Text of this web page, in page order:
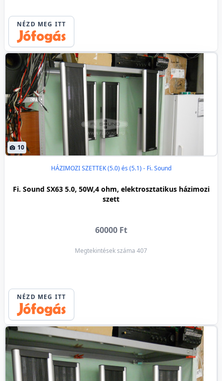
NÉZD MEG ITT
10
HÁZIMOZI SZETTEK (5.0) és (5.1) - Fi. Sound
Fi. Sound SX63 5.0, 50W,4 ohm, elektrosztatikus házimozi
szett
60000 Ft
Megtekintések száma 407
NÉZD MEG ITT